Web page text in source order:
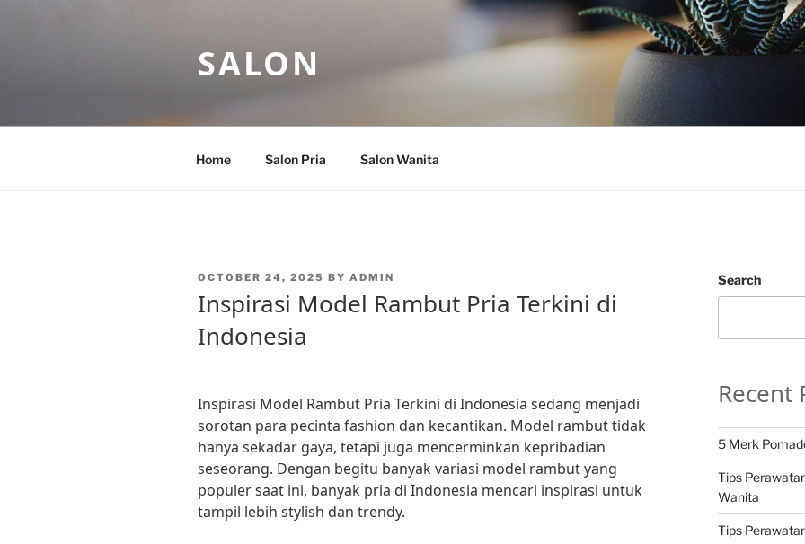
SALON
Home Salon Pria Salon Wanita
POSTED
OCTOBER 24, 2025 BY ADMIN
Inspirasi Model Rambut Pria Terkini di
Indonesia
Inspirasi Model Rambut Pria Terkini di Indonesia sedang menjadi
sorotan para pecinta fashion dan kecantikan. Model rambut tidak
hanya sekadar gaya, tetapi juga mencerminkan kepribadian
seseorang. Dengan begitu banyak variasi model rambut yang
populer saat ini, banyak pria di Indonesia mencari inspirasi untuk
tampil lebih stylish dan trendy.
Search
Recent
5 Merk
Tips
Wanita
Tips